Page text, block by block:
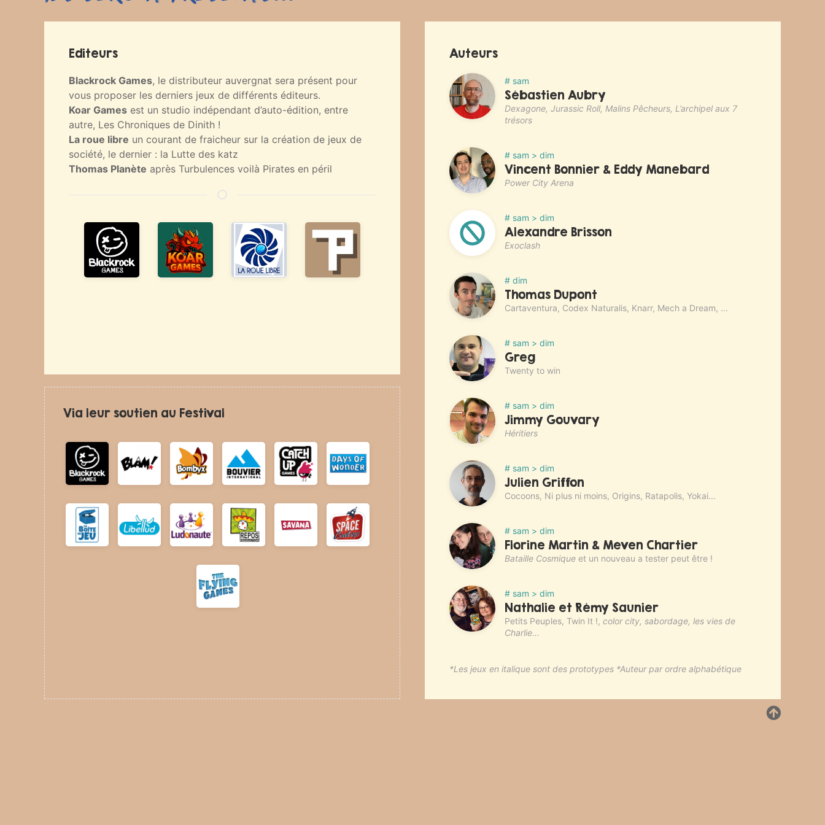
Editeurs
Blackrock Games, le distributeur auvergnat sera présent pour
vous proposer les derniers jeux de différents éditeurs.
Koar Games est un studio indépendant d’auto-édition, entre
autre, Les Chroniques de Dinith !
La roue libre un courant de fraicheur sur la création de jeux de
société, le dernier : la Lutte des katz
Thomas Planète après Turbulences voilà Pirates en péril
Via leur soutien au Festival
Auteurs
# sam
Sébastien Aubry
Dexagone, Jurassic Roll, Malins Pêcheurs, L’archipel aux 7
trésors
# sam > dim
Vincent Bonnier & Eddy Manebard
Power City Arena
# sam > dim
Alexandre Brisson
Exoclash
# dim
Thomas Dupont
Cartaventura, Codex Naturalis, Knarr, Mech a Dream, ...
# sam > dim
Greg
Twenty to win
# sam > dim
Jimmy Gouvary
Héritiers
# sam > dim
Julien Griffon
Cocoons, Ni plus ni moins, Origins, Ratapolis, Yokai...
# sam > dim
Florine Martin & Meven Chartier
Bataille Cosmique et un nouveau a tester peut être !
# sam > dim
Nathalie et Rémy Saunier
Petits Peuples, Twin It !, color city, sabordage, les vies de
Charlie...
*Les jeux en italique sont des prototypes *Auteur par ordre alphabétique